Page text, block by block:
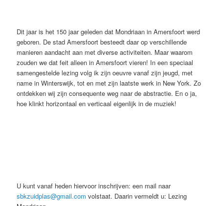
Dit jaar is het 150 jaar geleden dat Mondriaan in Amersfoort werd
geboren. De stad Amersfoort besteedt daar op verschillende
manieren aandacht aan met diverse activiteiten. Maar waarom
zouden we dat feit alleen in Amersfoort vieren! In een speciaal
samengestelde lezing volg ik zijn oeuvre vanaf zijn jeugd, met
name in Winterswijk, tot en met zijn laatste werk in New York. Zo
ontdekken wij zijn consequente weg naar de abstractie. En o ja,
hoe klinkt horizontaal en verticaal eigenlijk in de muziek!
U kunt vanaf heden hiervoor inschrijven: een mail naar
sbkzuidplas@gmail.com volstaat. Daarin vermeldt u: Lezing